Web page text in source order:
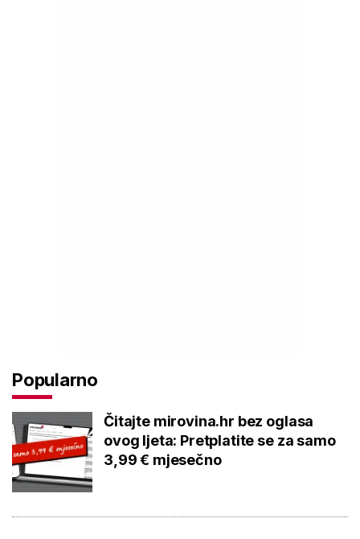
Popularno
Čitajte mirovina.hr bez oglasa
ovog ljeta: Pretplatite se za samo
3,99 € mjesečno